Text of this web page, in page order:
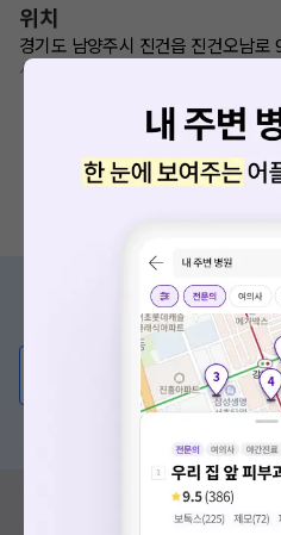
위치
경기도 남양주시 진건읍 진건오남로
사릉역 960m
증상/치료, 궁금
의사가 직접
💬 무엇이든 물어보세요
혹은, 의료상담 서비스에
혹시 잘못된 병원정보가 있나요?
모두닥 팀에 알려주세요!